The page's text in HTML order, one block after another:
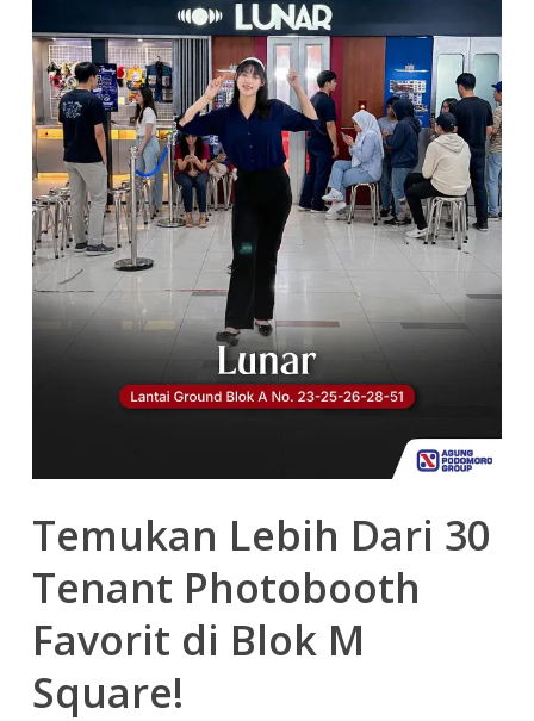
Temukan Lebih Dari 30
Tenant Photobooth
Favorit di Blok M
Square!